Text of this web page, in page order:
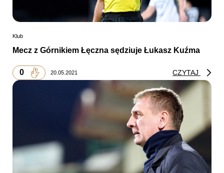
Klub
Mecz z Górnikiem Łęczna sędziuje Łukasz Kuźma
0 20.05.2021 CZYTAJ